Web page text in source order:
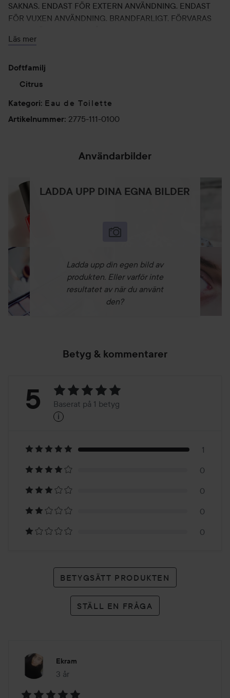
SAKNAS. ENDAST FÖR EXTERN ANVÄNDNING. ENDAST
FÖR VUXEN ANVÄNDNING. BRANDFARLIGT, FÖRVARAS
ÖGON, FÖRVARAS UTOM RÄCKHÅLL FÖR BARN.
100 ml
Läs mer
Doftfamilj
Citrus
Kategori: Eau de Toilette
Artikelnummer: 2775-111-0100
Användarbilder
LADDA UPP DINA EGNA BILDER
Ladda upp din egen bild av
produkten. Eller varför inte
resultatet av när du använt
den?
Betyg & kommentarer
Betyg:
Baserat
på
1
betyg
5 Baserat på 1 betyg
i
1
0
0
0
0
BETYGSÄTT PRODUKTEN
STÄLL EN FRÅGA
Ekram
3 år
Inlägget skapades 3 år